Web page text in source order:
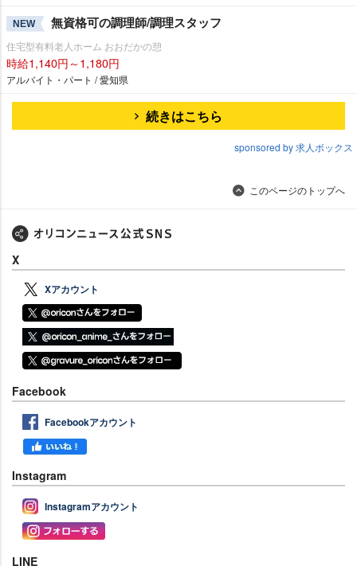
NEW 無資格可の調理師/調理スタッフ
住宅型有料老人ホーム おおだかの憩
時給1,140円～1,180円
アルバイト・パート / 愛知県
続きはこちら
sponsored by 求人ボックス
このページのトップへ
X
Xアカウント
Facebook
Facebookアカウント
Instagram
Instagramアカウント
LINE